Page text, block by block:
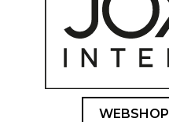
WEBSHOP